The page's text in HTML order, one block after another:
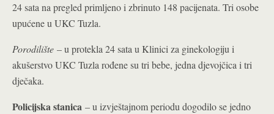
24 sata na pregled primljeno i zbrinuto 148 pacijenata. Tri osobe
upućene u UKC Tuzla.
Porodilište – u protekla 24 sata u Klinici za ginekologiju i
akušerstvo UKC Tuzla rođene su tri bebe, jedna djevojčica i tri
dječaka.
Policijska stanica – u izvještajnom periodu dogodilo se jedno